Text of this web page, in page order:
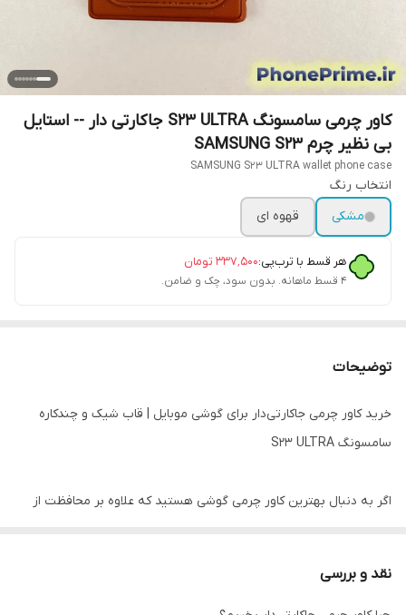
کاور چرمی سامسونگ S23 ULTRA جاکارتی دار -- استایل
بی نظیر چرم SAMSUNG S23
SAMSUNG S23 ULTRA wallet phone case
انتخاب رنگ
مشکی
قهوه ای
هر قسط با ترب‌پی:۳۳۷٬۵۰۰ تومان
۴ قسط ماهانه. بدون سود، چک و ضامن.
توضیحات
خرید کاور چرمی جاکارتی‌دار برای گوشی موبایل | قاب شیک و چندکاره
سامسونگ S23 ULTRA
اگر به دنبال بهترین کاور چرمی گوشی هستید که علاوه بر محافظت از
نقد و بررسی